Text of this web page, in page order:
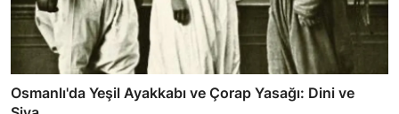
Osmanlı'da Yeşil Ayakkabı ve Çorap Yasağı: Dini ve